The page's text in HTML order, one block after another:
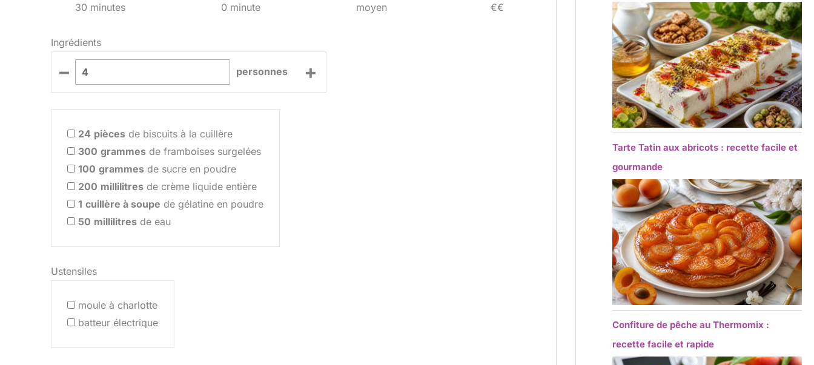
30 minutes 0 minute moyen €€
Ingrédients
– personnes +
24 pièces de biscuits à la cuillère
300 grammes de framboises surgelées
100 grammes de sucre en poudre
200 millilitres de crème liquide entière
1 cuillère à soupe de gélatine en poudre
50 millilitres de eau
Ustensiles
moule à charlotte
batteur électrique
Tarte Tatin aux abricots : recette facile et
gourmande
Confiture de pêche au Thermomix :
recette facile et rapide